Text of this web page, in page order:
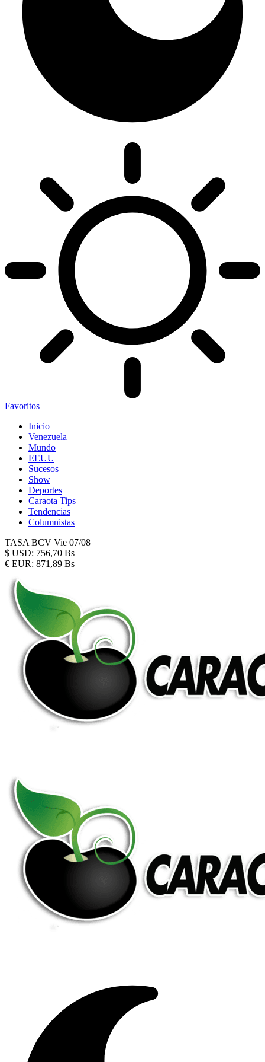
Favoritos
Inicio
Venezuela
Mundo
EEUU
Sucesos
Show
Deportes
Caraota Tips
Tendencias
Columnistas
TASA BCV Vie 07/08
$ USD: 756,70 Bs
€ EUR: 871,89 Bs